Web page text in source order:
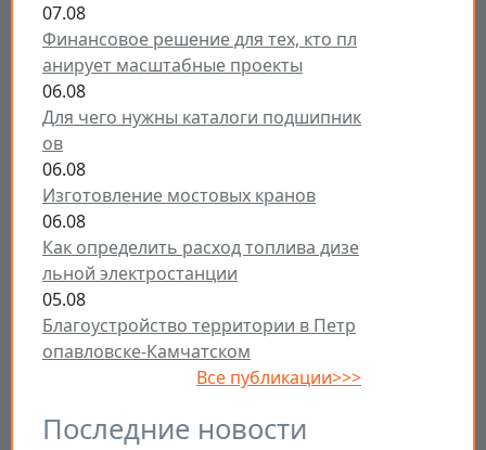
07.08
Финансовое решение для тех, кто пл
анирует масштабные проекты
06.08
Для чего нужны каталоги подшипник
ов
06.08
Изготовление мостовых кранов
06.08
Как определить расход топлива дизе
льной электростанции
05.08
Благоустройство территории в Петр
опавловске-Камчатском
Все публикации>>>
Последние новости